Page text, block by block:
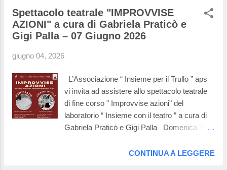
distribuirà il libro e accompagnerà i
partecipanti con la lettura a voce alta del
testo. È necessario prenotarsi al numero
fate in fretta perché i posti sono limitati. Il
luogo è la Sala Teatro della BiblioTrulloTeca in
via del Monte delle Capre, 23 . Qui sotto le
ingrandirle. In fondo c'è un breve video .
Spettacolo teatrale "IMPROVVISE
AZIONI" a cura di Gabriela Praticò e
Gigi Palla – 07 Giugno 2026
giugno 04, 2026
L’Associazione “ Insieme per il Trullo ” aps
vi invita ad assistere allo spettacolo teatrale
di fine corso " Improvvise azioni" del
laboratorio “ Insieme con il teatro ” a cura di
Gabriela Praticò e Gigi Palla Domenica 7
Sala Teatro della BiblioTrulloTeca, via del
CONTINUA A LEGGERE